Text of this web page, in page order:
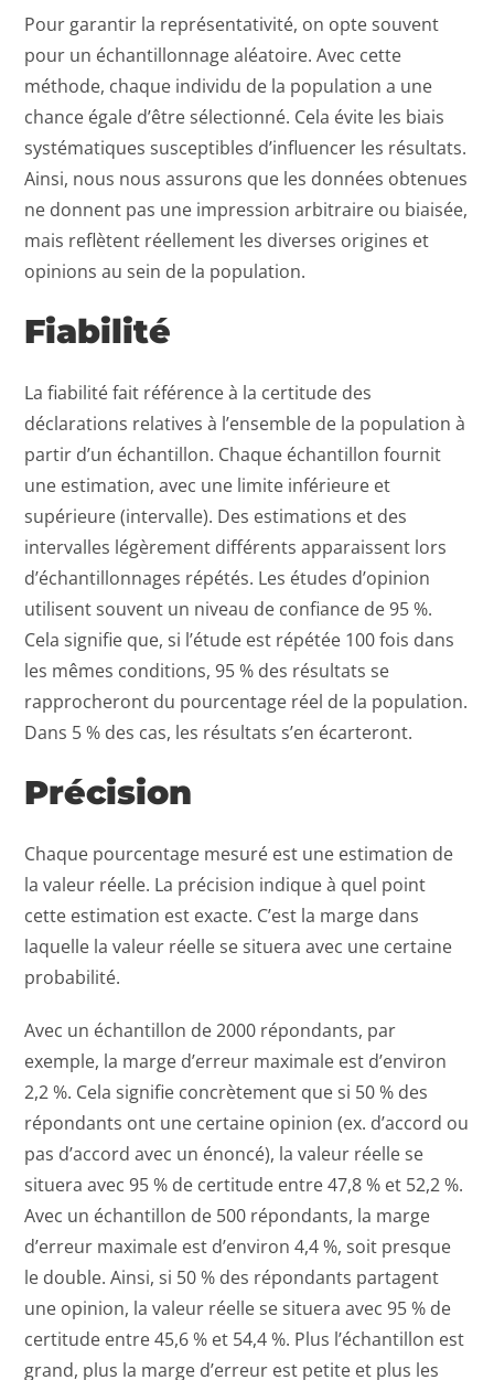
Pour garantir la représentativité, on opte souvent
pour un échantillonnage aléatoire. Avec cette
méthode, chaque individu de la population a une
chance égale d’être sélectionné. Cela évite les biais
systématiques susceptibles d’influencer les résultats.
Ainsi, nous nous assurons que les données obtenues
ne donnent pas une impression arbitraire ou biaisée,
mais reflètent réellement les diverses origines et
opinions au sein de la population.
Fiabilité
La fiabilité fait référence à la certitude des
déclarations relatives à l’ensemble de la population à
partir d’un échantillon. Chaque échantillon fournit
une estimation, avec une limite inférieure et
supérieure (intervalle). Des estimations et des
intervalles légèrement différents apparaissent lors
d’échantillonnages répétés. Les études d’opinion
utilisent souvent un niveau de confiance de 95 %.
Cela signifie que, si l’étude est répétée 100 fois dans
les mêmes conditions, 95 % des résultats se
rapprocheront du pourcentage réel de la population.
Dans 5 % des cas, les résultats s’en écarteront.
Précision
Chaque pourcentage mesuré est une estimation de
la valeur réelle. La précision indique à quel point
cette estimation est exacte. C’est la marge dans
laquelle la valeur réelle se situera avec une certaine
probabilité.
Avec un échantillon de 2000 répondants, par
exemple, la marge d’erreur maximale est d’environ
2,2 %. Cela signifie concrètement que si 50 % des
répondants ont une certaine opinion (ex. d’accord ou
pas d’accord avec un énoncé), la valeur réelle se
situera avec 95 % de certitude entre 47,8 % et 52,2 %.
Avec un échantillon de 500 répondants, la marge
d’erreur maximale est d’environ 4,4 %, soit presque
le double. Ainsi, si 50 % des répondants partagent
une opinion, la valeur réelle se situera avec 95 % de
certitude entre 45,6 % et 54,4 %. Plus l’échantillon est
grand, plus la marge d’erreur est petite et plus les